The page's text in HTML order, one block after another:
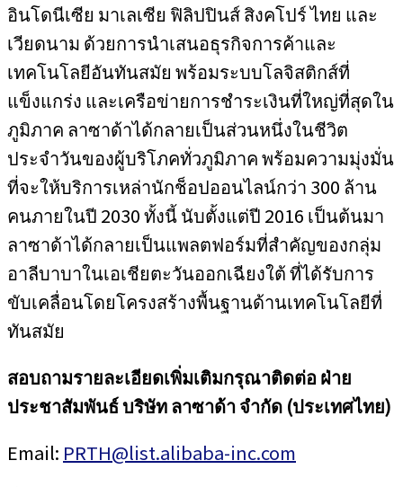
อินโดนีเซีย มาเลเซีย ฟิลิปปินส์ สิงคโปร์ ไทย และ
เวียดนาม ด้วยการนำเสนอธุรกิจการค้าและ
เทคโนโลยีอันทันสมัย พร้อมระบบโลจิสติกส์ที่
แข็งแกร่ง และเครือข่ายการชำระเงินที่ใหญ่ที่สุดใน
ภูมิภาค ลาซาด้าได้กลายเป็นส่วนหนึ่งในชีวิต
ประจำวันของผู้บริโภคทั่วภูมิภาค พร้อมความมุ่งมั่น
ที่จะให้บริการเหล่านักช็อปออนไลน์กว่า 300 ล้าน
คนภายในปี 2030 ทั้งนี้ นับตั้งแต่ปี 2016 เป็นต้นมา
ลาซาด้าได้กลายเป็นแพลตฟอร์มที่สำคัญของกลุ่ม
อาลีบาบาในเอเชียตะวันออกเฉียงใต้ ที่ได้รับการ
ขับเคลื่อนโดยโครงสร้างพื้นฐานด้านเทคโนโลยีที่
ทันสมัย
สอบถามรายละเอียดเพิ่มเติมกรุณาติดต่อ ฝ่าย
ประชาสัมพันธ์ บริษัท ลาซาด้า จำกัด (ประเทศไทย)
Email: PRTH@list.alibaba-inc.com